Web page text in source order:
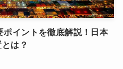
ポイントを徹底解説！日本
は？